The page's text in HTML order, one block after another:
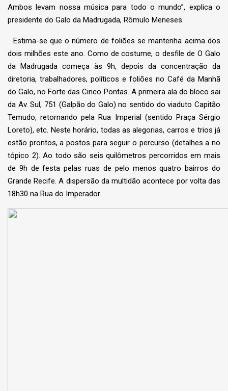
Ambos levam nossa música para todo o mundo”, explica o
presidente do Galo da Madrugada, Rômulo Meneses.
Estima-se que o número de foliões se mantenha acima dos
dois milhões este ano. Como de costume, o desfile de O Galo
da Madrugada começa às 9h, depois da concentração da
diretoria, trabalhadores, políticos e foliões no Café da Manhã
do Galo, no Forte das Cinco Pontas. A primeira ala do bloco sai
da Av. Sul, 751 (Galpão do Galo) no sentido do viaduto Capitão
Temudo, retornando pela Rua Imperial (sentido Praça Sérgio
Loreto), etc. Neste horário, todas as alegorias, carros e trios já
estão prontos, a postos para seguir o percurso (detalhes a no
tópico 2). Ao todo são seis quilômetros percorridos em mais
de 9h de festa pelas ruas de pelo menos quatro bairros do
Grande Recife. A dispersão da multidão acontece por volta das
18h30 na Rua do Imperador.